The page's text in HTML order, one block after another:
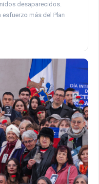
desaparecidos.
esfuerzo más del Plan